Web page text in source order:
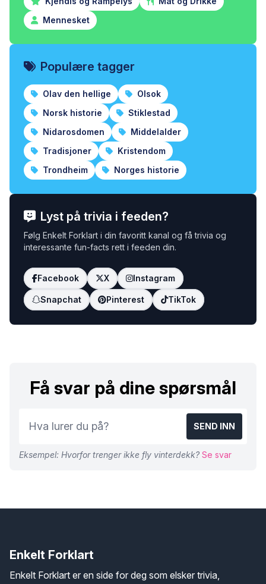
Mennesket
Populære tagger
Olav den hellige
Olsok
Norsk historie
Stiklestad
Nidarosdomen
Middelalder
Tradisjoner
Kristendom
Trondheim
Norges historie
Lyst på trivia i feeden?
Følg Enkelt Forklart i din favoritt kanal og få trivia og
interessante fun-facts rett i feeden din.
Facebook X Instagram
Snapchat Pinterest TikTok
Få svar på dine spørsmål
SEND INN
Eksempel: Hvorfor trenger ikke fly vinterdekk? Se svar
Enkelt Forklart
Enkelt Forklart er en side for deg som elsker trivia,